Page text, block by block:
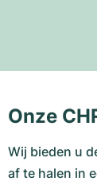
Onze
Wij bieden u
af te halen in